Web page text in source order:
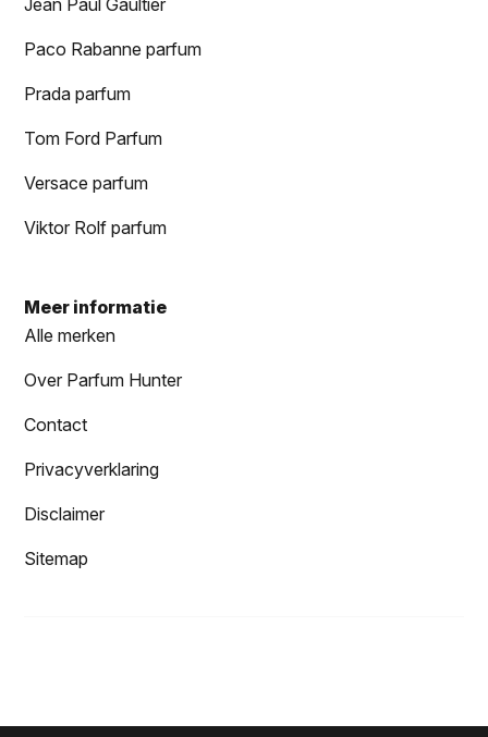
Jean Paul Gaultier
Paco Rabanne parfum
Prada parfum
Tom Ford Parfum
Versace parfum
Viktor Rolf parfum
Meer informatie
Alle merken
Over Parfum Hunter
Contact
Privacyverklaring
Disclaimer
Sitemap